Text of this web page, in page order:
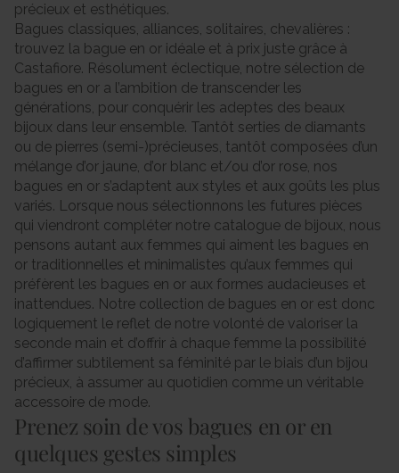
précieux et esthétiques.
Bagues classiques, alliances, solitaires, chevalières :
trouvez la bague en or idéale et à prix juste grâce à
Castafiore. Résolument éclectique, notre sélection de
bagues en or a l’ambition de transcender les
générations, pour conquérir les adeptes des beaux
bijoux dans leur ensemble. Tantôt serties de diamants
ou de pierres (semi-)précieuses, tantôt composées d’un
mélange d’or jaune, d’or blanc et/ou d’or rose, nos
bagues en or s’adaptent aux styles et aux goûts les plus
variés. Lorsque nous sélectionnons les futures pièces
qui viendront compléter notre catalogue de bijoux, nous
pensons autant aux femmes qui aiment les bagues en
or traditionnelles et minimalistes qu’aux femmes qui
préfèrent les bagues en or aux formes audacieuses et
inattendues. Notre collection de bagues en or est donc
logiquement le reflet de notre volonté de valoriser la
seconde main et d’offrir à chaque femme la possibilité
d’affirmer subtilement sa féminité par le biais d’un bijou
précieux, à assumer au quotidien comme un véritable
accessoire de mode.
Prenez soin de vos bagues en or en
quelques gestes simples